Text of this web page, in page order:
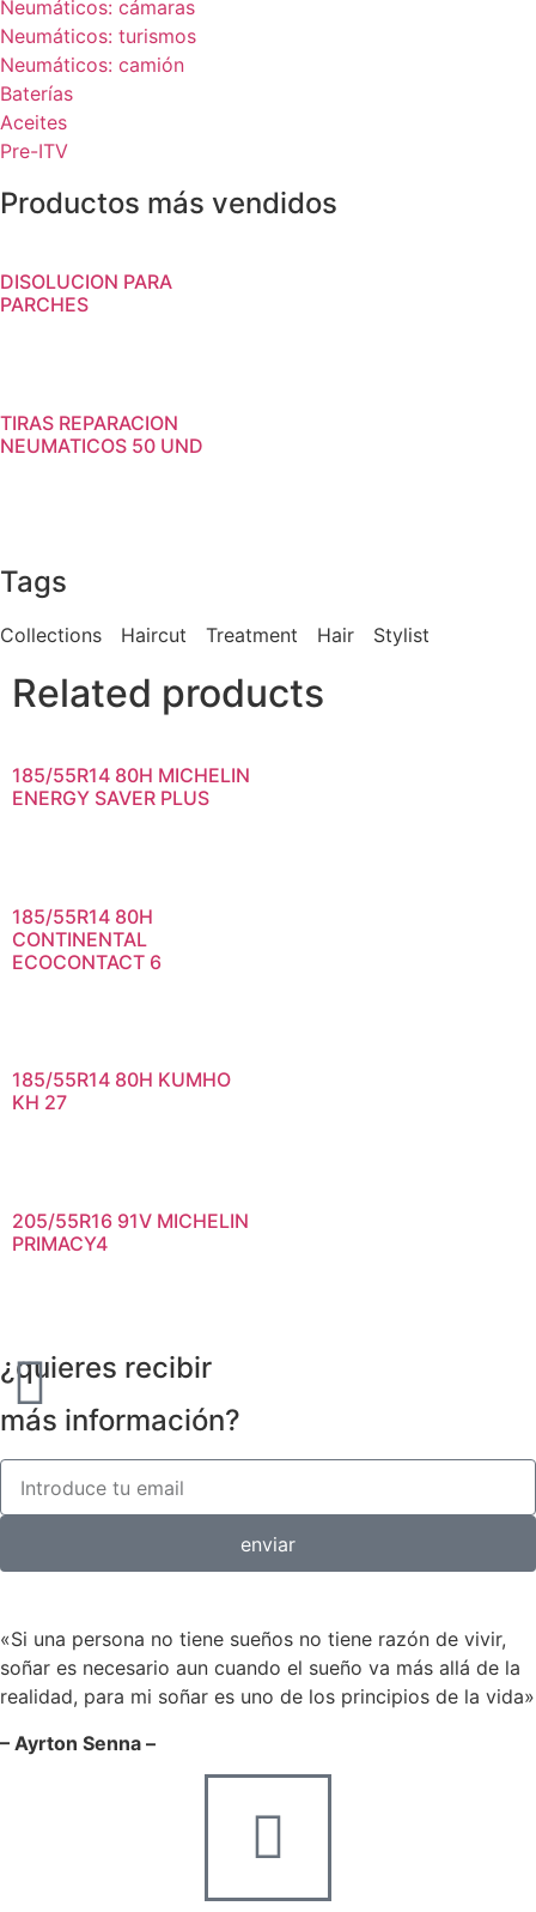
Neumáticos: cámaras
Neumáticos: turismos
Neumáticos: camión
Baterías
Aceites
Pre-ITV
Productos más vendidos
DISOLUCION PARA
PARCHES
TIRAS REPARACION
NEUMATICOS 50 UND
Tags
Collections Haircut Treatment Hair Stylist
Related products
185/55R14 80H MICHELIN
ENERGY SAVER PLUS
185/55R14 80H
CONTINENTAL
ECOCONTACT 6
185/55R14 80H KUMHO
KH 27
205/55R16 91V MICHELIN
PRIMACY4
¿quieres recibir
más información?
enviar
«Si una persona no tiene sueños no tiene razón de vivir,
soñar es necesario aun cuando el sueño va más allá de la
realidad, para mi soñar es uno de los principios de la vida»
– Ayrton Senna –